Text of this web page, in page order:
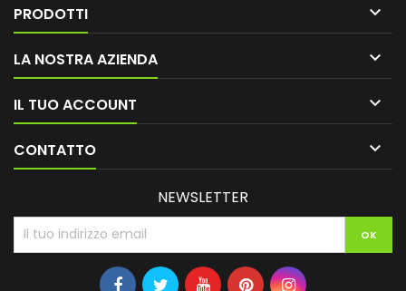
PRODOTTI 
LA NOSTRA AZIENDA 
IL TUO ACCOUNT 
CONTATTO 
NEWSLETTER